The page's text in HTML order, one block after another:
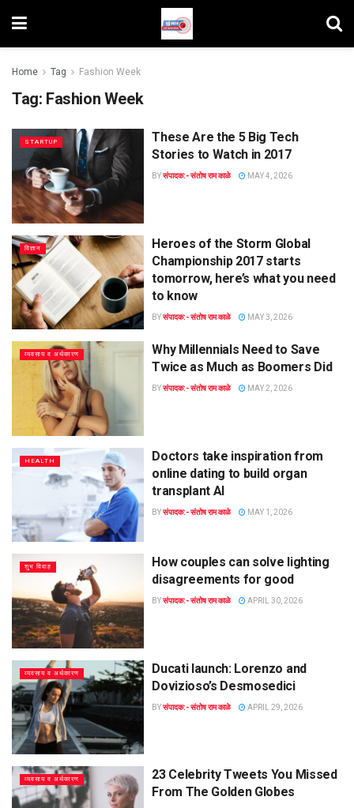
Home Tag Fashion Week
Tag: Fashion Week
STARTUP
These Are the 5 Big Tech
Stories to Watch in 2017
BYसंपादक:- संतोष राम काळे MAY 4, 2026
विज्ञान
Heroes of the Storm Global
Championship 2017 starts
tomorrow, here’s what you need
to know
BYसंपादक:- संतोष राम काळे MAY 3, 2026
व्यवसाय व अर्थकारण
Why Millennials Need to Save
Twice as Much as Boomers Did
BYसंपादक:- संतोष राम काळे MAY 2, 2026
HEALTH
Doctors take inspiration from
online dating to build organ
transplant AI
BYसंपादक:- संतोष राम काळे MAY 1, 2026
शुभ विवाह
How couples can solve lighting
disagreements for good
BYसंपादक:- संतोष राम काळे APRIL 30, 2026
व्यवसाय व अर्थकारण
Ducati launch: Lorenzo and
Dovizioso’s Desmosedici
BYसंपादक:- संतोष राम काळे APRIL 29, 2026
व्यवसाय व अर्थकारण
23 Celebrity Tweets You Missed
From The Golden Globes